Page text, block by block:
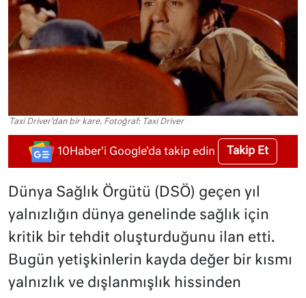
Taxi Driver'dan bir kare. Fotoğraf: Taxi Driver
10Haber'i Google'da takip edin Takip Et
Dünya Sağlık Örgütü (DSÖ) geçen yıl
yalnızlığın dünya genelinde sağlık için
kritik bir tehdit oluşturduğunu ilan etti.
Bugün yetişkinlerin kayda değer bir kısmı
yalnızlık ve dışlanmışlık hissinden